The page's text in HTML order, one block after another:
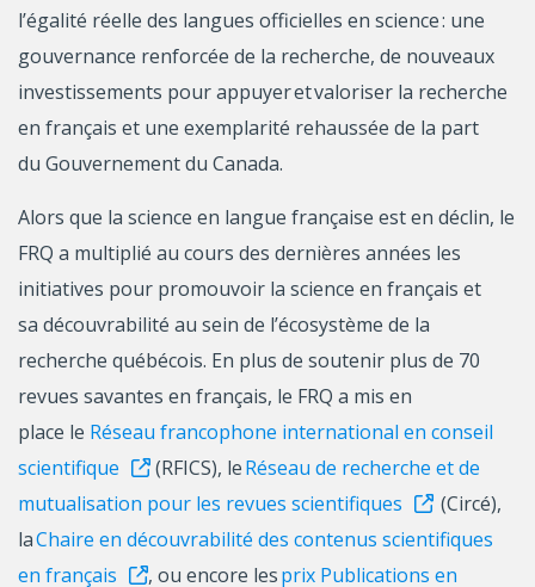
l’égalité réelle des langues officielles en science : une
gouvernance renforcée de la recherche, de nouveaux
investissements pour appuyer et valoriser la recherche
en français et une exemplarité rehaussée de la part
du Gouvernement du Canada.
Alors que la science en langue française est en déclin, le
FRQ a multiplié au cours des dernières années les
initiatives pour promouvoir la science en français et
sa découvrabilité au sein de l’écosystème de la
recherche québécois. En plus de soutenir plus de 70
revues savantes en français, le FRQ a mis en
place le Réseau francophone international en conseil
scientifique
(RFICS), leRéseau de recherche et de
mutualisation pour les revues scientifiques
(Circé),
laChaire en découvrabilité des contenus scientifiques
en français
, ou encore lesprix Publications en